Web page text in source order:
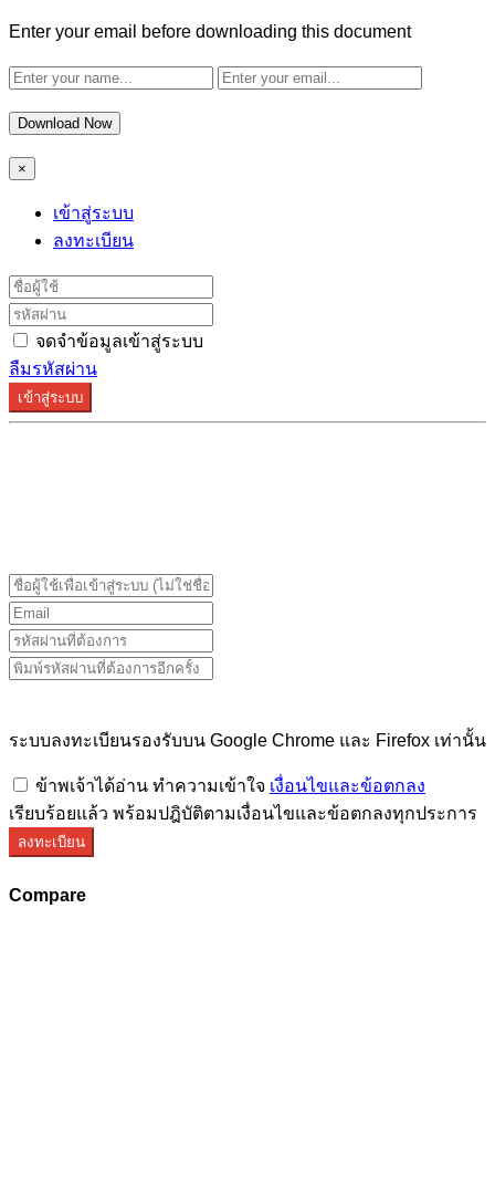
Enter your email before downloading this document
Download Now
×
เข้าสู่ระบบ
ลงทะเบียน
จดจำข้อมูลเข้าสู่ระบบ
ลืมรหัสผ่าน
เข้าสู่ระบบ
ระบบลงทะเบียนรองรับบน Google Chrome และ Firefox เท่านั้น
ข้าพเจ้าได้อ่าน ทำความเข้าใจ เงื่อนไขและข้อตกลง
เรียบร้อยแล้ว พร้อมปฎิบัติตามเงื่อนไขและข้อตกลงทุกประการ
ลงทะเบียน
Compare